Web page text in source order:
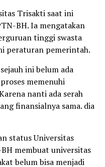
Trisakti saat ini
BH. Ia mengatakan
tinggi swasta
peraturan pemerintah.
ini belum ada
memenuhi
nanti ada serah
finansialnya sama. dia
status Universitas
membuat universitas
belum bisa menjadi